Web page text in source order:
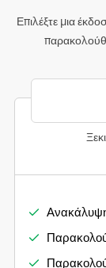
Επιλέξτε μια